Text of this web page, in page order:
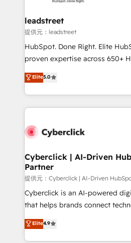
and technology for predictable,
growth. Our expertise spans
architecture, AI enablement,
delivered through our
Partner and ISO 27001:2022
we blend strategy, creativity,
leadstreet
提供元：leadstreet
HubSpot. Done Right. Elite
proven expertise across 650+
implementations. With 12+ years of HubSpot
experience, we help you use
to its fullest capacity, improve
website, or build your new one.
Elite5.0
Cyberclick | AI-Driven
Partner
提供元：Cyberclick | AI-Driven
Cyberclick is an AI-powered
that helps brands connect
creativity to achieve
Barcelona and operating across
the UK, we support global
Elite4.9